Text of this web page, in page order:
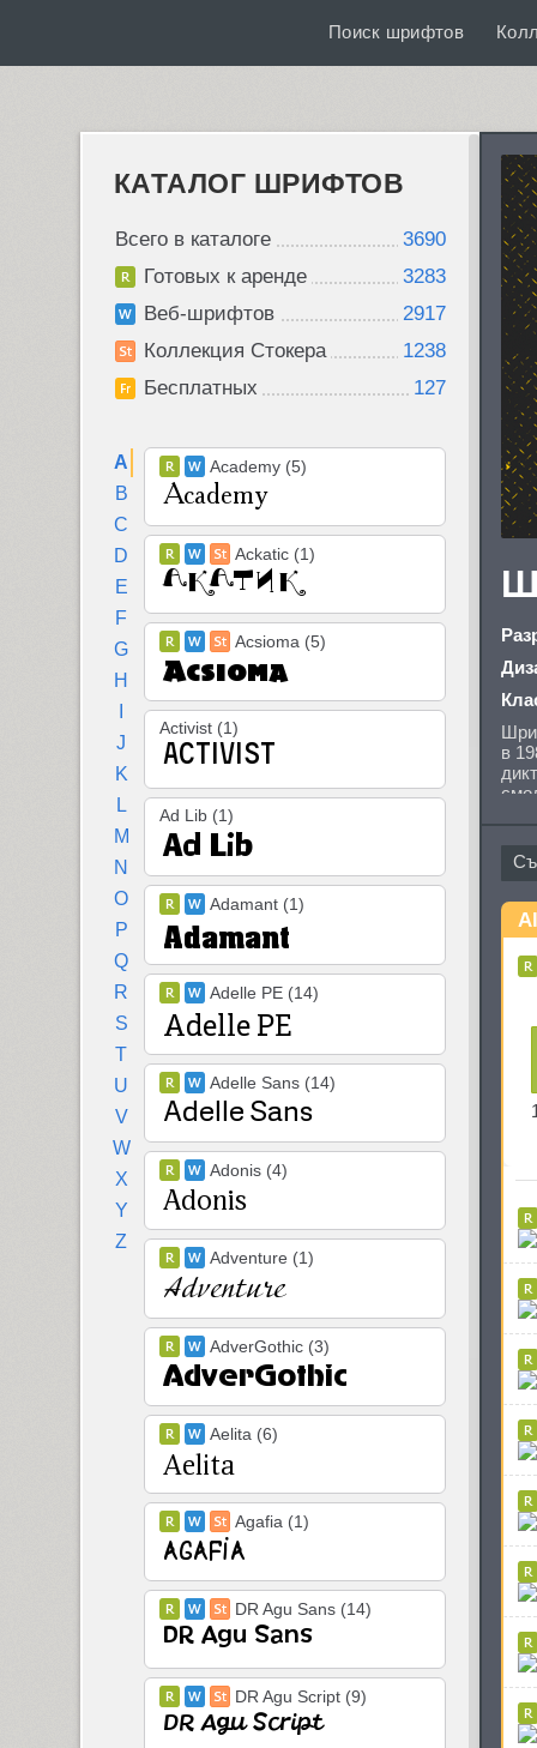
Поиск шрифтов
КАТАЛОГ ШРИФТОВ
Всего в каталоге
3690
Готовых к аренде
3283
Веб-шрифтов
2917
Коллекция Стокера
1238
Бесплатных
127
A
B
C
D
E
F
G
H
J
K
L
M
N
O
P
Q
R
S
T
U
V
W
X
Y
Z
Academy (5)
Ackatic (1)
Acsioma (5)
Activist (1)
Ad Lib (1)
Adamant (1)
Adelle PE (14)
Adelle Sans (14)
Adonis (4)
Adventure (1)
AdverGothic (3)
Aelita (6)
Agafia (1)
DR Agu Sans (14)
DR Agu Script (9)
в